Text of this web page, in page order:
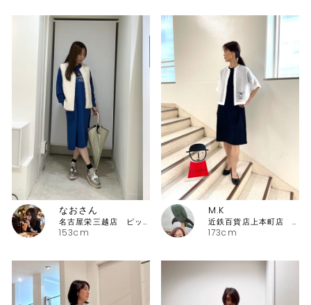
153cm
なおさん
名古屋栄三越店 ピッコーネ
173cm
M.K
近鉄百貨店上本町店 ピッコーネ・ピッコーネクラブ